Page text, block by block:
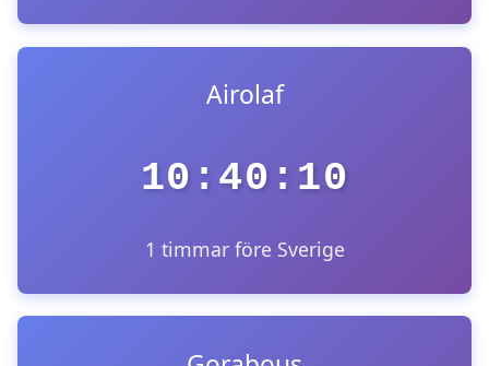
Airolaf
10:40:10
1 timmar före Sverige